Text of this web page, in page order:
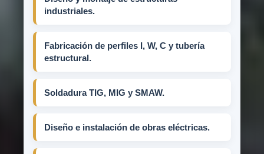
industriales.
Fabricación de perfiles I, W, C y tubería
estructural.
Soldadura TIG, MIG y SMAW.
Diseño e instalación de obras eléctricas.